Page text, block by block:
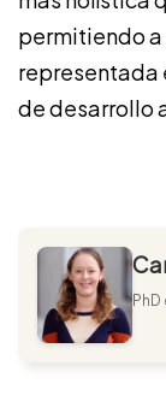
permitiendo a
representada
de desarrollo